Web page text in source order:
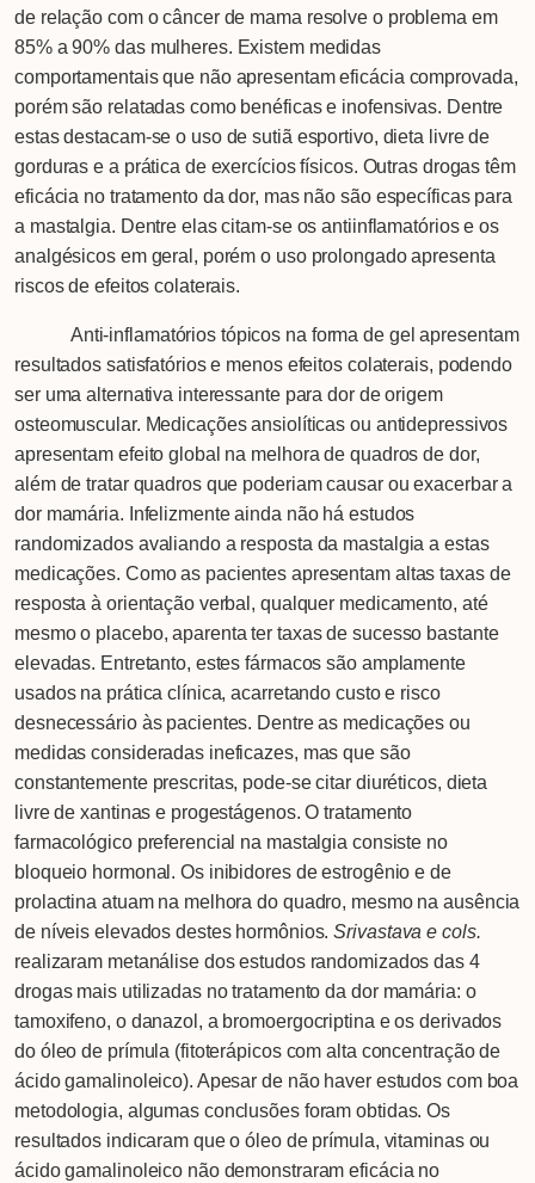
de relação com o câncer de mama resolve o problema em
85% a 90% das mulheres. Existem medidas
comportamentais que não apresentam eficácia comprovada,
porém são relatadas como benéficas e inofensivas. Dentre
estas destacam-se o uso de sutiã esportivo, dieta livre de
gorduras e a prática de exercícios físicos. Outras drogas têm
eficácia no tratamento da dor, mas não são específicas para
a mastalgia. Dentre elas citam-se os antiinflamatórios e os
analgésicos em geral, porém o uso prolongado apresenta
riscos de efeitos colaterais.
Anti-inflamatórios tópicos na forma de gel apresentam
resultados satisfatórios e menos efeitos colaterais, podendo
ser uma alternativa interessante para dor de origem
osteomuscular. Medicações ansiolíticas ou antidepressivos
apresentam efeito global na melhora de quadros de dor,
além de tratar quadros que poderiam causar ou exacerbar a
dor mamária. Infelizmente ainda não há estudos
randomizados avaliando a resposta da mastalgia a estas
medicações. Como as pacientes apresentam altas taxas de
resposta à orientação verbal, qualquer medicamento, até
mesmo o placebo, aparenta ter taxas de sucesso bastante
elevadas. Entretanto, estes fármacos são amplamente
usados na prática clínica, acarretando custo e risco
desnecessário às pacientes. Dentre as medicações ou
medidas consideradas ineficazes, mas que são
constantemente prescritas, pode-se citar diuréticos, dieta
livre de xantinas e progestágenos. O tratamento
farmacológico preferencial na mastalgia consiste no
bloqueio hormonal. Os inibidores de estrogênio e de
prolactina atuam na melhora do quadro, mesmo na ausência
de níveis elevados destes hormônios.Srivastava e cols.
realizaram metanálise dos estudos randomizados das 4
drogas mais utilizadas no tratamento da dor mamária: o
tamoxifeno, o danazol, a bromoergocriptina e os derivados
do óleo de prímula (fitoterápicos com alta concentração de
ácido gamalinoleico). Apesar de não haver estudos com boa
metodologia, algumas conclusões foram obtidas. Os
resultados indicaram que o óleo de prímula, vitaminas ou
ácido gamalinoleico não demonstraram eficácia no